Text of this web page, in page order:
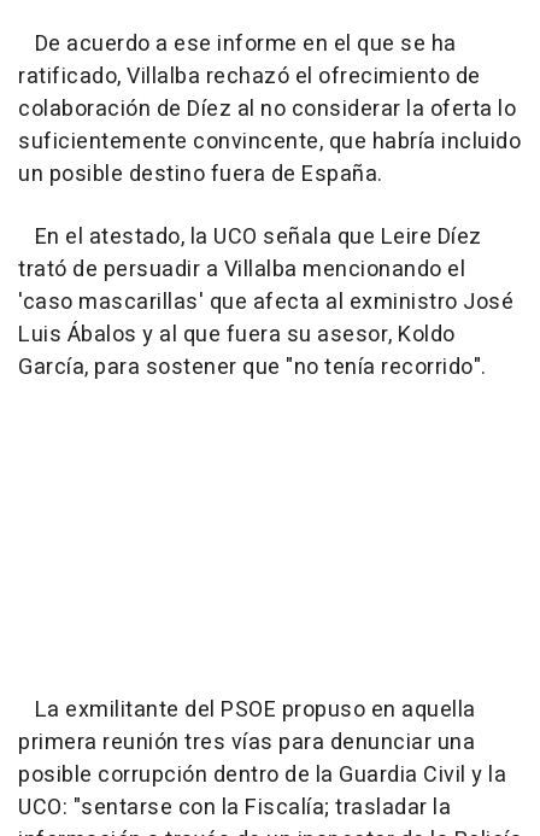
De acuerdo a ese informe en el que se ha
ratificado, Villalba rechazó el ofrecimiento de
colaboración de Díez al no considerar la oferta lo
suficientemente convincente, que habría incluido
un posible destino fuera de España.
En el atestado, la UCO señala que Leire Díez
trató de persuadir a Villalba mencionando el
'caso mascarillas' que afecta al exministro José
Luis Ábalos y al que fuera su asesor, Koldo
García, para sostener que "no tenía recorrido".
La exmilitante del PSOE propuso en aquella
primera reunión tres vías para denunciar una
posible corrupción dentro de la Guardia Civil y la
UCO: "sentarse con la Fiscalía; trasladar la